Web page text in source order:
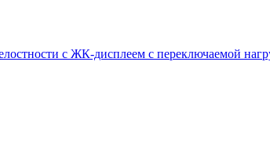
с ЖК-дисплеем с переключаемой